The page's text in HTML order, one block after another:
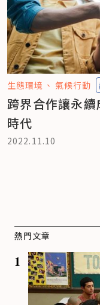
生態環境 氣候行動
跨界合作讓永
時代
2022.11.10
熱門文章
1